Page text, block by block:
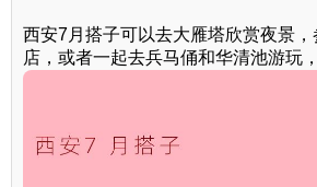
西安7月搭子可以去大雁塔欣赏夜景
店，或者一起去兵马俑和华清池游玩